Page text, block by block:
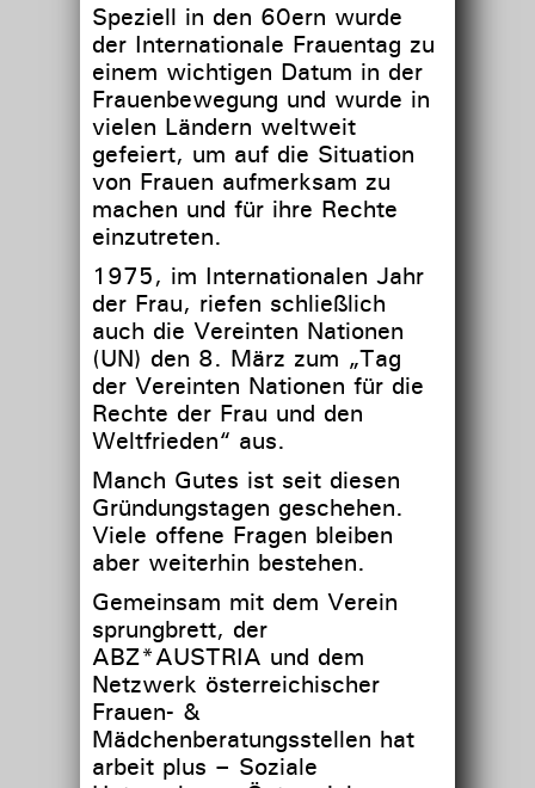
Speziell in den 60ern wurde
der Internationale Frauentag zu
einem wichtigen Datum in der
Frauenbewegung und wurde in
vielen Ländern weltweit
gefeiert, um auf die Situation
von Frauen aufmerksam zu
machen und für ihre Rechte
einzutreten.
1975, im Internationalen Jahr
der Frau, riefen schließlich
auch die Vereinten Nationen
(UN) den 8. März zum „Tag
der Vereinten Nationen für die
Rechte der Frau und den
Weltfrieden“ aus.
Manch Gutes ist seit diesen
Gründungstagen geschehen.
Viele offene Fragen bleiben
aber weiterhin bestehen.
Gemeinsam mit dem Verein
sprungbrett, der
ABZ*AUSTRIA und dem
Netzwerk österreichischer
Frauen- &
Mädchenberatungsstellen hat
arbeit plus – Soziale